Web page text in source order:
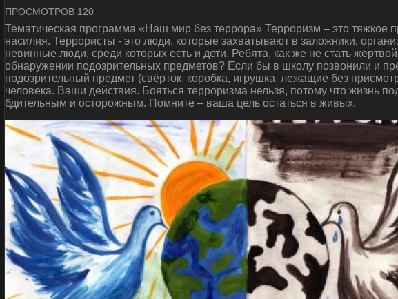
ПРОСМОТРОВ 120
Тематическая программа «Наш мир без террора» Терроризм – это тяжкое
насилия. Террористы - это люди, которые захватывают в заложники,
невинные люди, среди которых есть и дети. Ребята, как же не стать
обнаружении подозрительных предметов? Если бы в школу позвонили и
подозрительный предмет (свёрток, коробка, игрушка, лежащие без
человека. Ваши действия. Бояться терроризма нельзя, потому что жизнь
бдительным и осторожным. Помните – ваша цель остаться в живых.